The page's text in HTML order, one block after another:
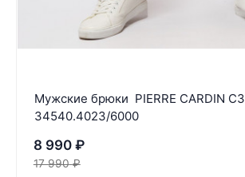
Мужские брюки PIERRE CARDIN C3
34540.4023/6000
8 990 ₽
17 990 ₽